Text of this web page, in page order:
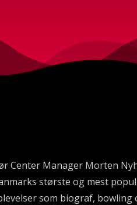
Center Manager Morten
største og mest
som biograf,